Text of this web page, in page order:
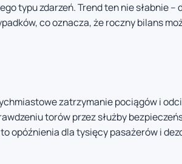
typu zdarzeń. Trend ten nie słabnie –
co oznacza, że roczny bilans
zatrzymanie pociągów i
torów przez służby
opóźnienia dla tysięcy pasażerów i